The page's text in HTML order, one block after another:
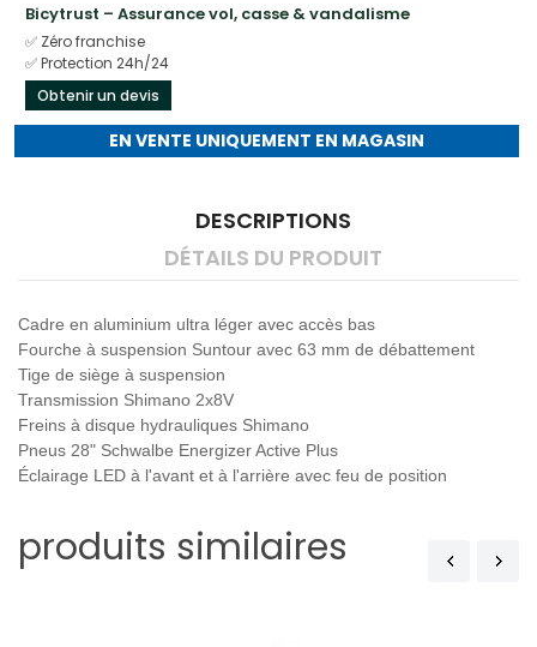
Bicytrust – Assurance vol, casse & vandalisme
✅ Zéro franchise
✅ Protection 24h/24
Obtenir un devis
EN VENTE UNIQUEMENT EN MAGASIN
DESCRIPTIONS
DÉTAILS DU PRODUIT
Cadre en aluminium ultra léger avec accès bas
Fourche à suspension Suntour avec 63 mm de débattement
Tige de siège à suspension
Transmission Shimano 2x8V
Freins à disque hydrauliques Shimano
Pneus 28" Schwalbe Energizer Active Plus
Éclairage LED à l'avant et à l'arrière avec feu de position
produits similaires